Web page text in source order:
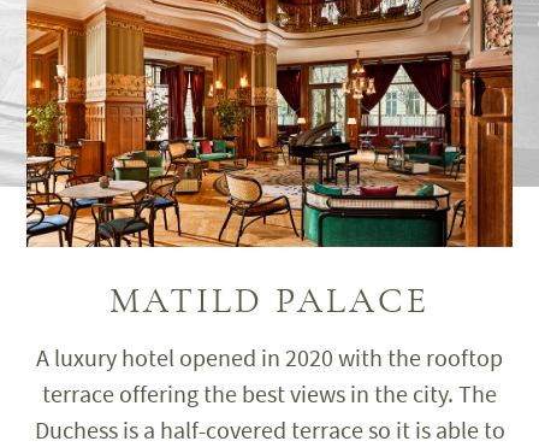
MATILD PALACE
A luxury hotel opened in 2020 with the rooftop
terrace offering the best views in the city. The
Duchess is a half-covered terrace so it is able to